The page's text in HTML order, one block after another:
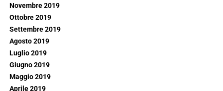
Novembre 2019
Ottobre 2019
Settembre 2019
Agosto 2019
Luglio 2019
Giugno 2019
Maggio 2019
Aprile 2019